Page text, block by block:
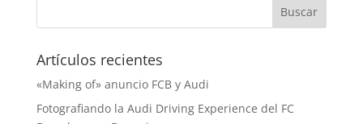
Artículos recientes
«Making of» anuncio FCB y Audi
Fotografiando la Audi Driving Experience del FC